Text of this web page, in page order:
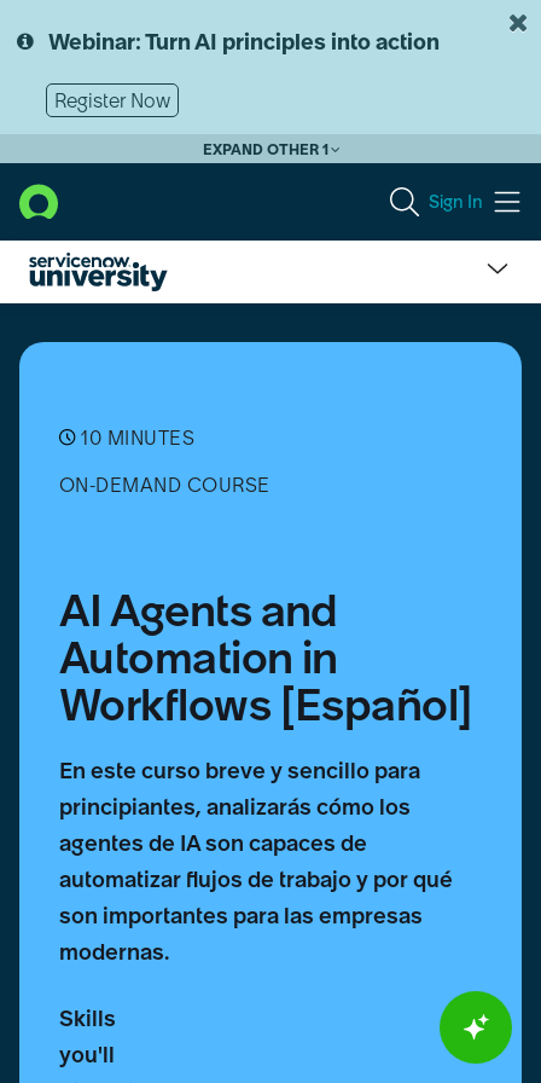
to
content
to
Webinar: Turn AI principles into action
Register Now
EXPAND OTHER 1
Sign In
Agents
and
Workflows10 MINUTES
ON-DEMAND COURSE
AI Agents and
Automation in
Workflows [Español]
En este curso breve y sencillo para
principiantes, analizarás cómo los
agentes de IA son capaces de
automatizar flujos de trabajo y por qué
son importantes para las empresas
modernas.
Skills
you'll